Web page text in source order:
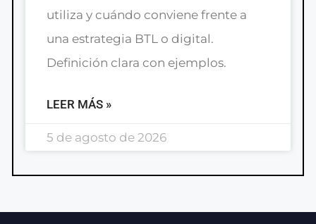
utiliza y cuándo conviene frente a
una estrategia BTL o digital.
Definición clara con ejemplos.
LEER MÁS »
5 de agosto de 2026